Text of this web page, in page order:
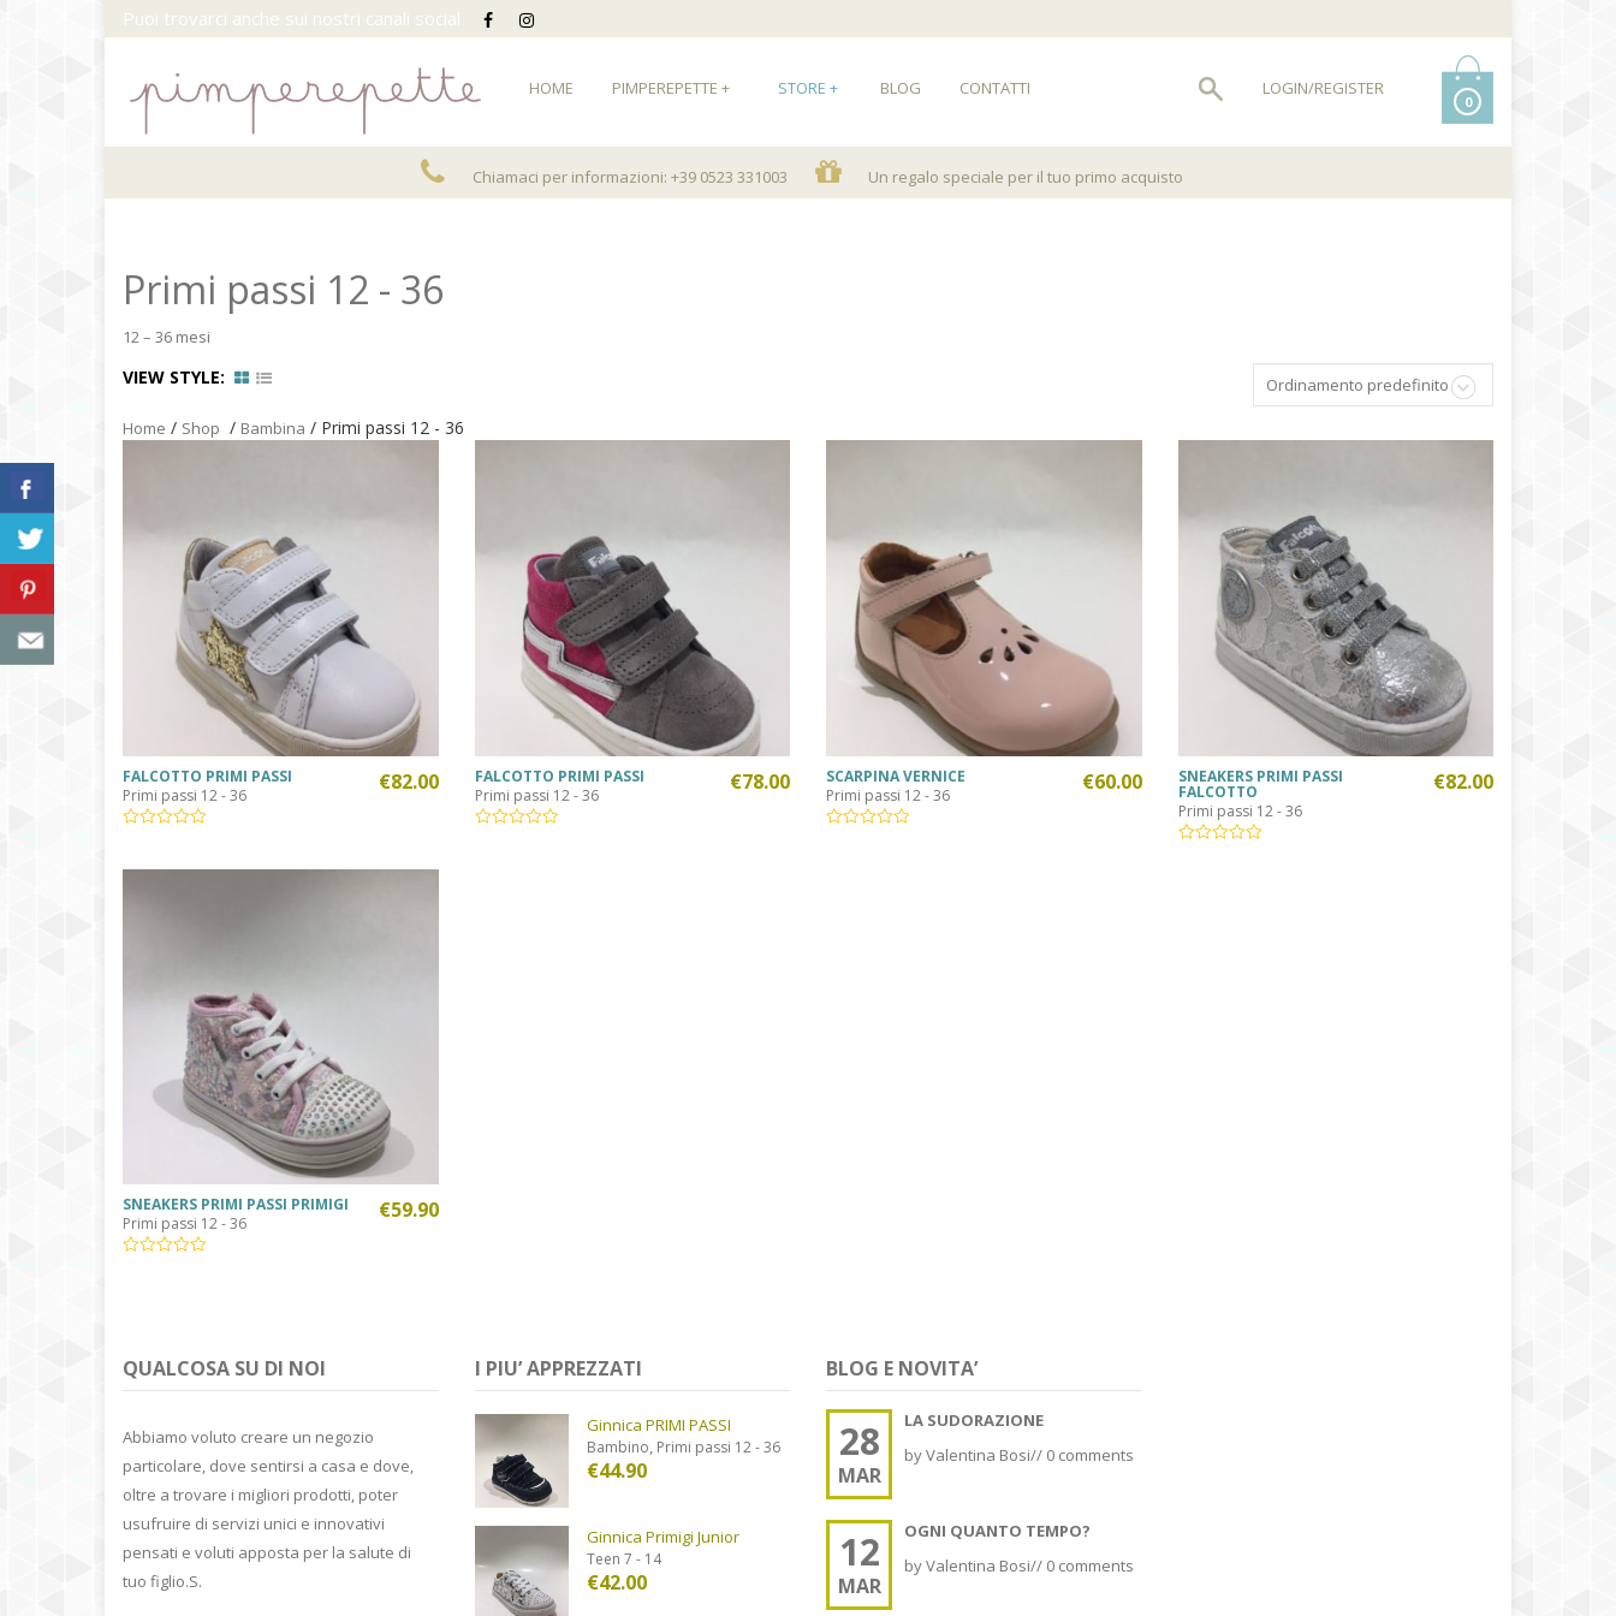
Puoi trovarci anche sui nostri canali social
LOGIN/REGISTER
0
HOME PIMPEREPETTE + STORE + BLOG CONTATTI
Chiamaci per informazioni: +39 0523 331003 Un regalo speciale per il tuo primo acquisto
Primi passi 12 - 36
12 – 36 mesi
Ordinamento predefinito
VIEW STYLE:
Home / Shop / Bambina / Primi passi 12 - 36
FALCOTTO PRIMI PASSI
Primi passi 12 - 36
€82.00
FALCOTTO PRIMI PASSI
Primi passi 12 - 36
€78.00
SCARPINA VERNICE
Primi passi 12 - 36
€60.00 SNEAKERS PRIMI PASSI
FALCOTTO
Primi passi 12 - 36
€82.00
SNEAKERS PRIMI PASSI PRIMIGI
Primi passi 12 - 36
€59.90
QUALCOSA SU DI NOI
Abbiamo voluto creare un negozio
particolare, dove sentirsi a casa e dove,
oltre a trovare i migliori prodotti, poter
usufruire di servizi unici e innovativi
pensati e voluti apposta per la salute di
tuo figlio.S.
I PIU’ APPREZZATI
Ginnica PRIMI PASSI
Bambino, Primi passi 12 - 36
€44.90
Ginnica Primigi Junior
Teen 7 - 14
€42.00
BLOG E NOVITA’
28
MAR
LA SUDORAZIONE
byValentina Bosi// 0 comments
12
MAR
OGNI QUANTO TEMPO?
byValentina Bosi// 0 comments